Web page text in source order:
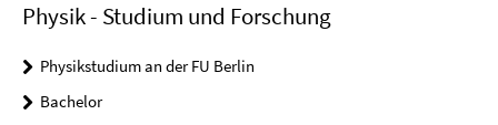
Physik - Studium und Forschung
Physikstudium an der FU Berlin
Bachelor